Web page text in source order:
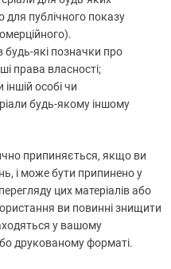
для публічного показу
будь-які позначки про
права власності;
особі чи
будь-якому іншому
припиняється, якщо ви
і може бути припинено у
цих матеріалів або
ви повинні знищити
у вашому
друкованому форматі.